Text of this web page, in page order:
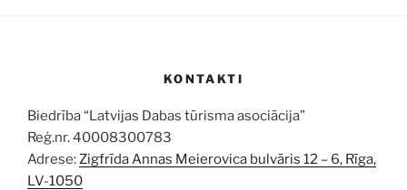
KONTAKTI
Biedrība “Latvijas Dabas tūrisma asociācija”
Reģ.nr. 40008300783
Adrese:Zigfrīda Annas Meierovica bulvāris 12 – 6, Rīga,
LV-1050